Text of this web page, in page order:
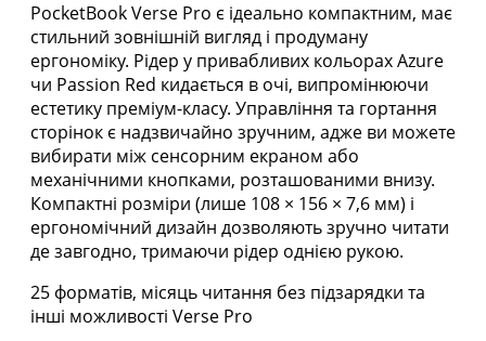
PocketBook Verse Pro є ідеально компактним, має
стильний зовнішній вигляд і продуману
ергономіку. Рідер у привабливих кольорах Azure
чи Passion Red кидається в очі, випромінюючи
естетику преміум-класу. Управління та гортання
сторінок є надзвичайно зручним, адже ви можете
вибирати між сенсорним екраном або
механічними кнопками, розташованими внизу.
Компактні розміри (лише 108 × 156 × 7,6 мм) і
ергономічний дизайн дозволяють зручно читати
де завгодно, тримаючи рідер однією рукою.
25 форматів, місяць читання без підзарядки та
інші можливості Verse Pro